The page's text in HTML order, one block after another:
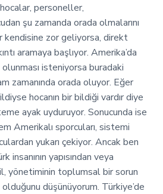
personeller,
şu zamanda orada olmalarını
kendisine zor geliyorsa, direkt
aramaya başlıyor. Amerika’da
isteniyorsa buradaki
zamanında orada oluyor. Eğer
hocanın bir bildiği vardır diye
ayak uyduruyor. Sonucunda ise
Amerikalı sporcuları, sistemi
yukarı çekiyor. Ancak ben
insanının yapısından veya
yönetiminin toplumsal bir sorun
düşünüyorum. Türkiye’de